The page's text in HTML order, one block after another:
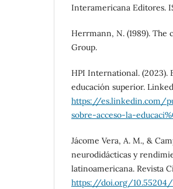
Interamericana Editores.
Herrmann, N. (1989).
Group.
HPI International. (2023).
educación superior.
https://es.linkedin.com/
sobre-acceso-la-
Jácome Vera, A. M., &
neurodidácticas y
latinoamericana. Revista
https://doi.org/10.55204/